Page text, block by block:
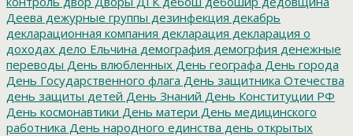
Деева дежурные группы дезинфекция декабрь
декларационная компания декларация декларация о
доходах дело Ельчина демография демогрфия денежные
переводы День влюбленных День географа День города
День Государственного флага День защитника Отечества
день защиты детей День Знаний День Конституции РФ
День космонавтики День матери День медицинского
работника День народного единства день открытых